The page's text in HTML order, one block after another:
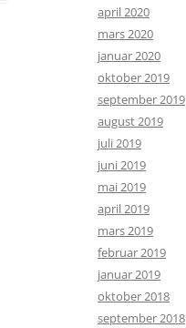
april 2020
mars 2020
januar 2020
oktober 2019
september 2019
august 2019
juli 2019
juni 2019
mai 2019
april 2019
mars 2019
februar 2019
januar 2019
oktober 2018
september 2018